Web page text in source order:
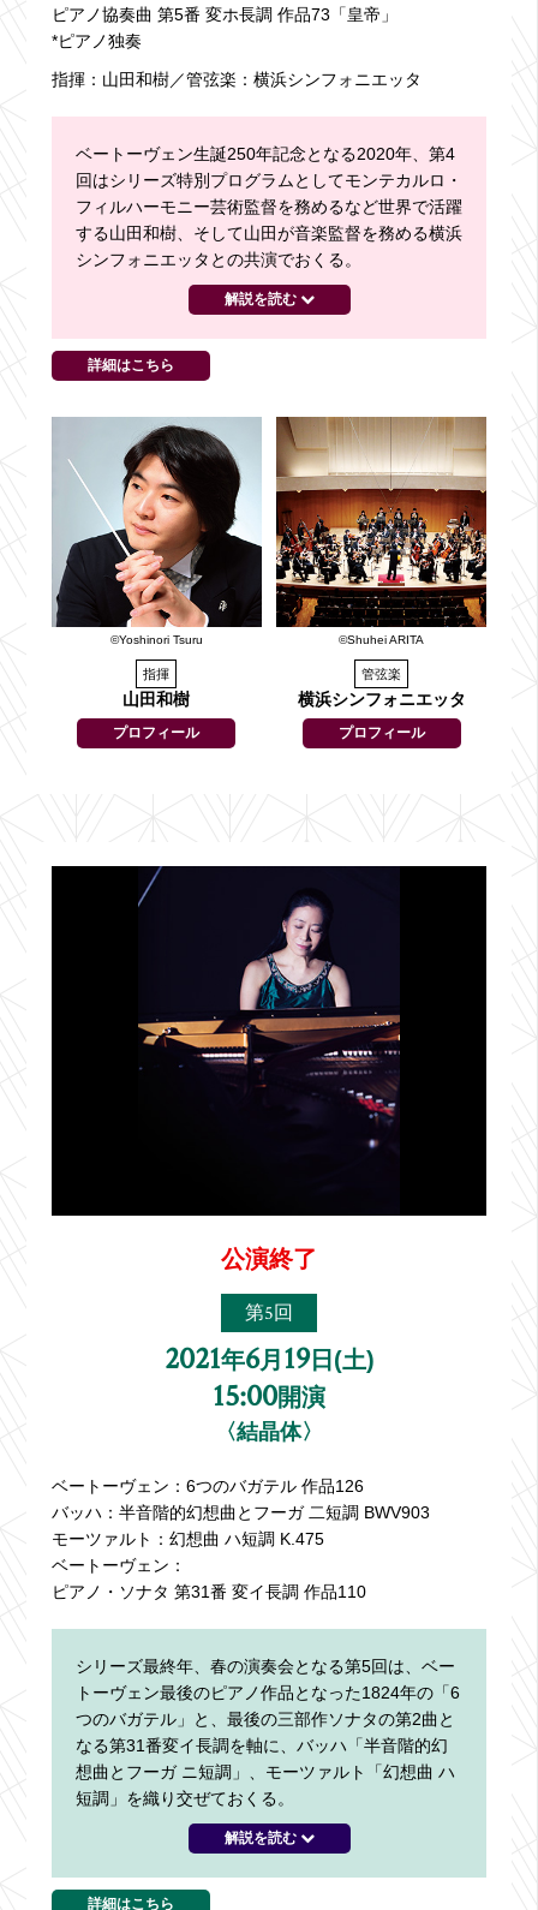
ピアノ協奏曲 第5番 変ホ長調 作品73「皇帝」
*ピアノ独奏
指揮：山田和樹／管弦楽：横浜シンフォニエッタ
ベートーヴェン生誕250年記念となる2020年、第4
回はシリーズ特別プログラムとしてモンテカルロ・
フィルハーモニー芸術監督を務めるなど世界で活躍
する山田和樹、そして山田が音楽監督を務める横浜
シンフォニエッタとの共演でおくる。
解説を読む
詳細はこちら
©Yoshinori Tsuru
指揮
山田和樹
プロフィール
©Shuhei ARITA
管弦楽
横浜シンフォニエッタ
プロフィール
公演終了
第5回
2021年6月 19日(土)
15:00開演
〈結晶体〉
ベートーヴェン： 6つのバガテル 作品126
バッハ： 半音階的幻想曲とフーガ 二短調 BWV903
モーツァルト： 幻想曲 ハ短調 K.475
ベートーヴェン：
ピアノ・ソナタ 第31番 変イ長調 作品110
シリーズ最終年、春の演奏会となる第5回は、ベー
トーヴェン最後のピアノ作品となった1824年の「6
つのバガテル」と、最後の三部作ソナタの第2曲と
なる第31番変イ長調を軸に、バッハ「半音階的幻
想曲とフーガ ニ短調」、モーツァルト「幻想曲 ハ
短調」を織り交ぜておくる。
解説を読む
詳細はこちら